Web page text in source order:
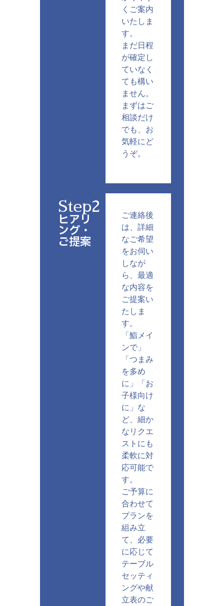
くご案内
いたしま
す。
まだ日程
が確定し
ていなく
ても構い
ません。
まずはご
相談だけ
でも、お
気軽にど
うぞ。
Step2
ヒアリ
ング・
ご提案
ご連絡後
は、詳細
なご希望
をお伺い
しなが
ら、最適
な内容を
ご提案い
たしま
す。
「鮨メイ
ンで」
「つまみ
を多め
に」「お
子様向け
に」な
ど、細か
なリクエ
ストにも
柔軟に対
応可能で
す。
ご予算に
合わせて
プランを
組み立
て、必要
に応じて
テーブル
セッティ
ングや献
立表のご